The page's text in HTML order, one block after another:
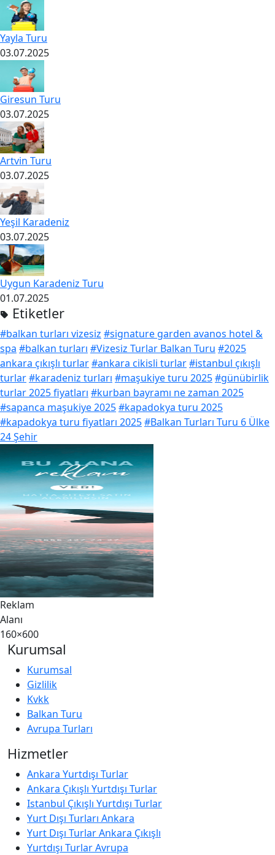
Yayla Turu
03.07.2025
Giresun Turu
03.07.2025
Artvin Turu
03.07.2025
Yeşil Karadeniz
03.07.2025
Uygun Karadeniz Turu
01.07.2025
Etiketler
#balkan turları vizesiz #signature garden avanos hotel &
spa #balkan turları #Vizesiz Turlar Balkan Turu #2025
ankara çıkışlı turlar#ankara cikisli turlar#istanbul çıkışlı
turlar#karadeniz turları #maşukiye turu 2025#günübirlik
turlar 2025 fiyatları #kurban bayramı ne zaman 2025
#sapanca maşukiye 2025#kapadokya turu 2025
#kapadokya turu fiyatları 2025#Balkan Turları Turu 6 Ülke
24 Şehir
Reklam
Alanı
160×600
Kurumsal
Kurumsal
Gizlilik
Kvkk
Balkan Turu
Avrupa Turları
Hizmetler
Ankara Yurtdışı Turlar
Ankara Çıkışlı Yurtdışı Turlar
Istanbul Çıkışlı Yurtdışı Turlar
Yurt Dışı Turları Ankara
Yurt Dışı Turlar Ankara Çıkışlı
Yurtdışı Turlar Avrupa